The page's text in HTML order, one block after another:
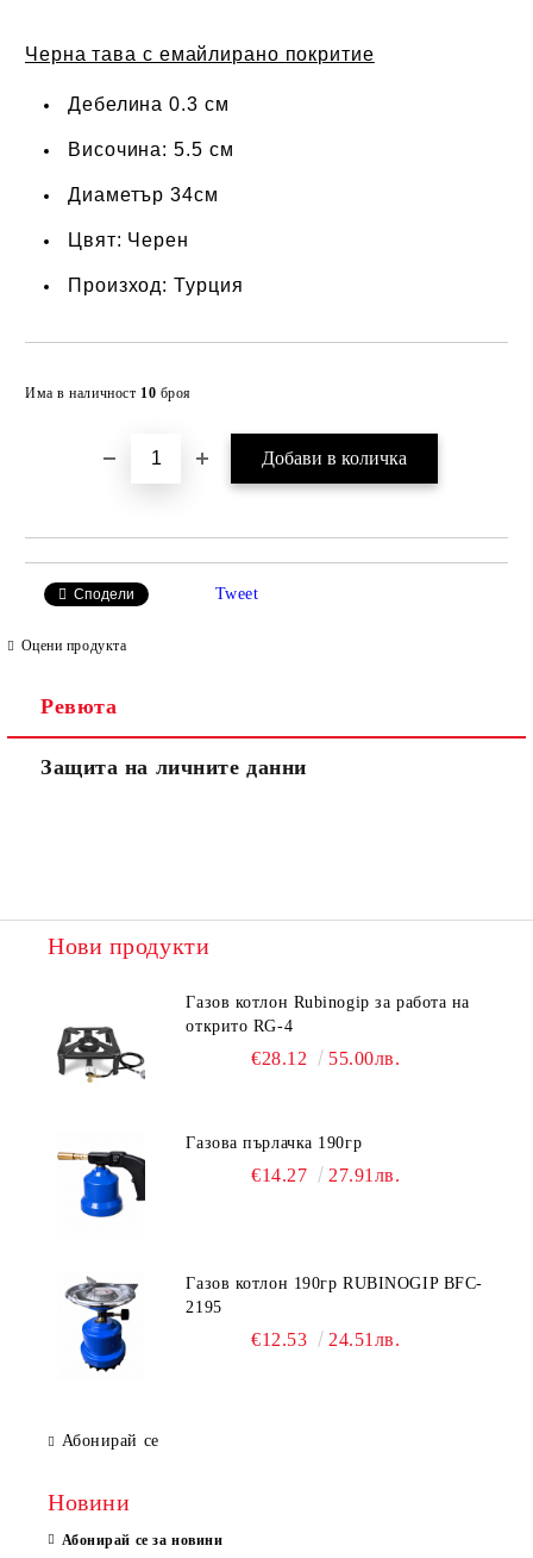
Черна тава с емайлирано покритие
Дебелина 0.3 см
Височина: 5.5 см
Диаметър 34см
Цвят: Черен
Произход: Турция
Има в наличност 10 броя
Сподели Tweet
Оцени продукта
Ревюта
Защита на личните данни
Нови продукти
Газов котлон Rubinogip за работа на
открито RG-4
€28.12 55.00лв.
Газова пърлачка 190гр
€14.27 27.91лв.
Газов котлон 190гр RUBINOGIP BFC-
2195
€12.53 24.51лв.
Абонирай се
Новини
Абонирай се за новини